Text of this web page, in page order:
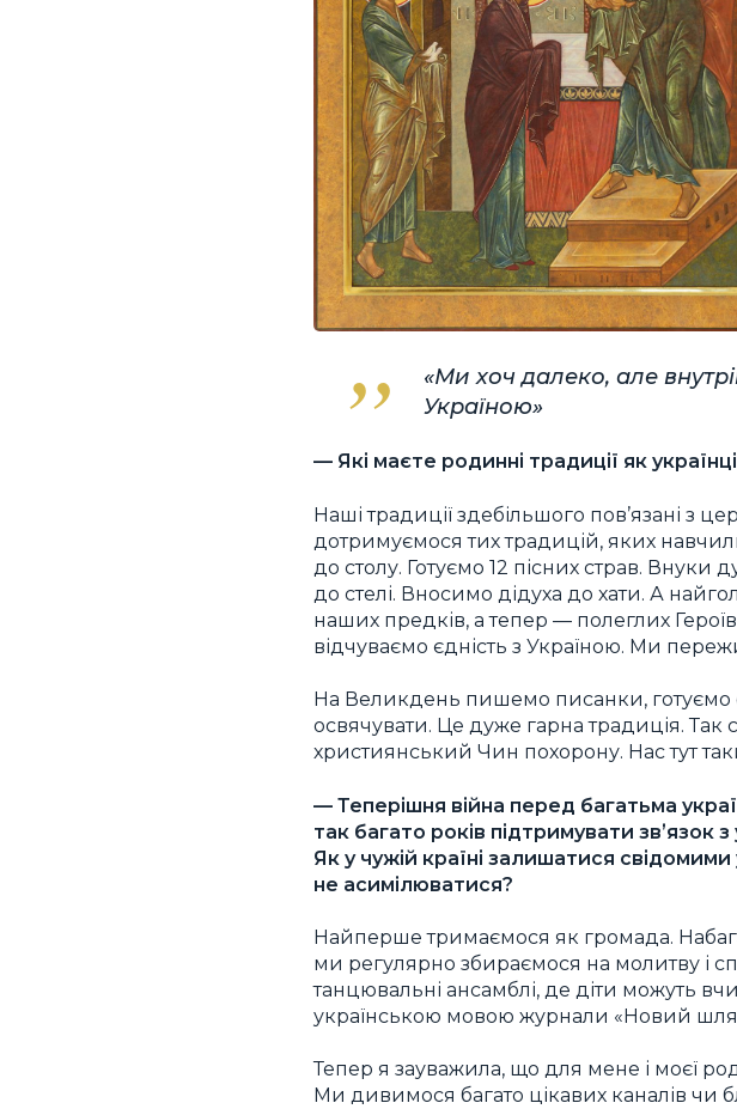
«Ми хоч далеко, але
Україною»
— Які маєте родинні традиції як
Наші традиції здебільшого пов’язані з
дотримуємося тих традицій, яких
до столу. Готуємо 12 пісних страв. Внуки
до стелі. Вносимо дідуха до хати. А
наших предків, а тепер — полеглих
відчуваємо єдність з Україною. Ми
На Великдень пишемо писанки, готуємо
освячувати. Це дуже гарна традиція. Так
християнський Чин похорону. Нас тут
— Теперішня війна перед багатьма
так багато років підтримувати звʼязок
Як у чужій країні залишатися
не асимілюватися?
Найперше тримаємося як громада.
ми регулярно збираємося на молитву і
танцювальні ансамблі, де діти можуть
українською мовою журнали «Новий
Тепер я зауважила, що для мене і моєї
Ми дивимося багато цікавих каналів чи